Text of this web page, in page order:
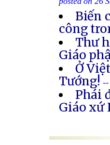
posted on 26
Biến
công
Thư
Giáo
Ở
Tướng! --
Phái
Giáo xứ